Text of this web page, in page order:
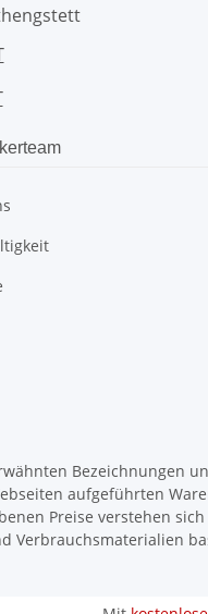
Bezeichnungen
aufgeführten
Preise verstehen
Verbrauchsmaterialien